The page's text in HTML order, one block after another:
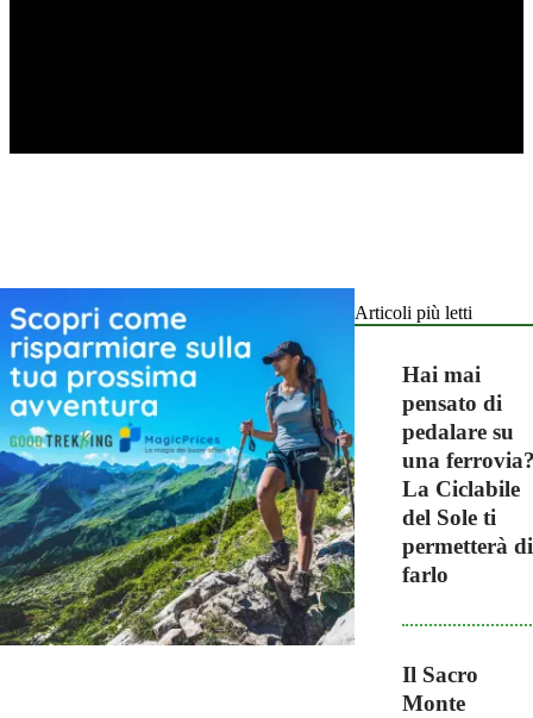
Articoli più letti
Hai mai
pensato di
pedalare su
una
La Ciclabile
del Sole ti
permetterà di
farlo
Il Sacro
Monte